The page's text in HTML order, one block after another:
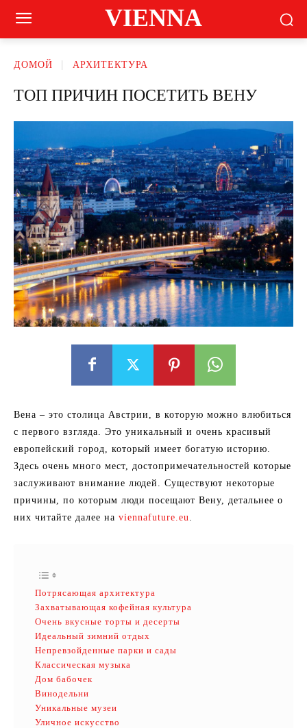
VIENNA
ДОМОЙ АРХИТЕКТУРА
ТОП ПРИЧИН ПОСЕТИТЬ ВЕНУ
Вена – это столица Австрии, в которую можно влюбиться
с первого взгляда. Это уникальный и очень красивый
европейский город, который имеет богатую историю.
Здесь очень много мест, достопримечательностей которые
заслуживают внимание людей. Существуют некоторые
причины, по которым люди посещают Вену, детальнее о
них читайте далее на viennafuture.eu.
Потрясающая архитектура
Захватывающая кофейная культура
Очень вкусные торты и десерты
Идеальный зимний отдых
Непревзойденные парки и сады
Классическая музыка
Дом бабочек
Винодельни
Уникальные музеи
Уличное искусство